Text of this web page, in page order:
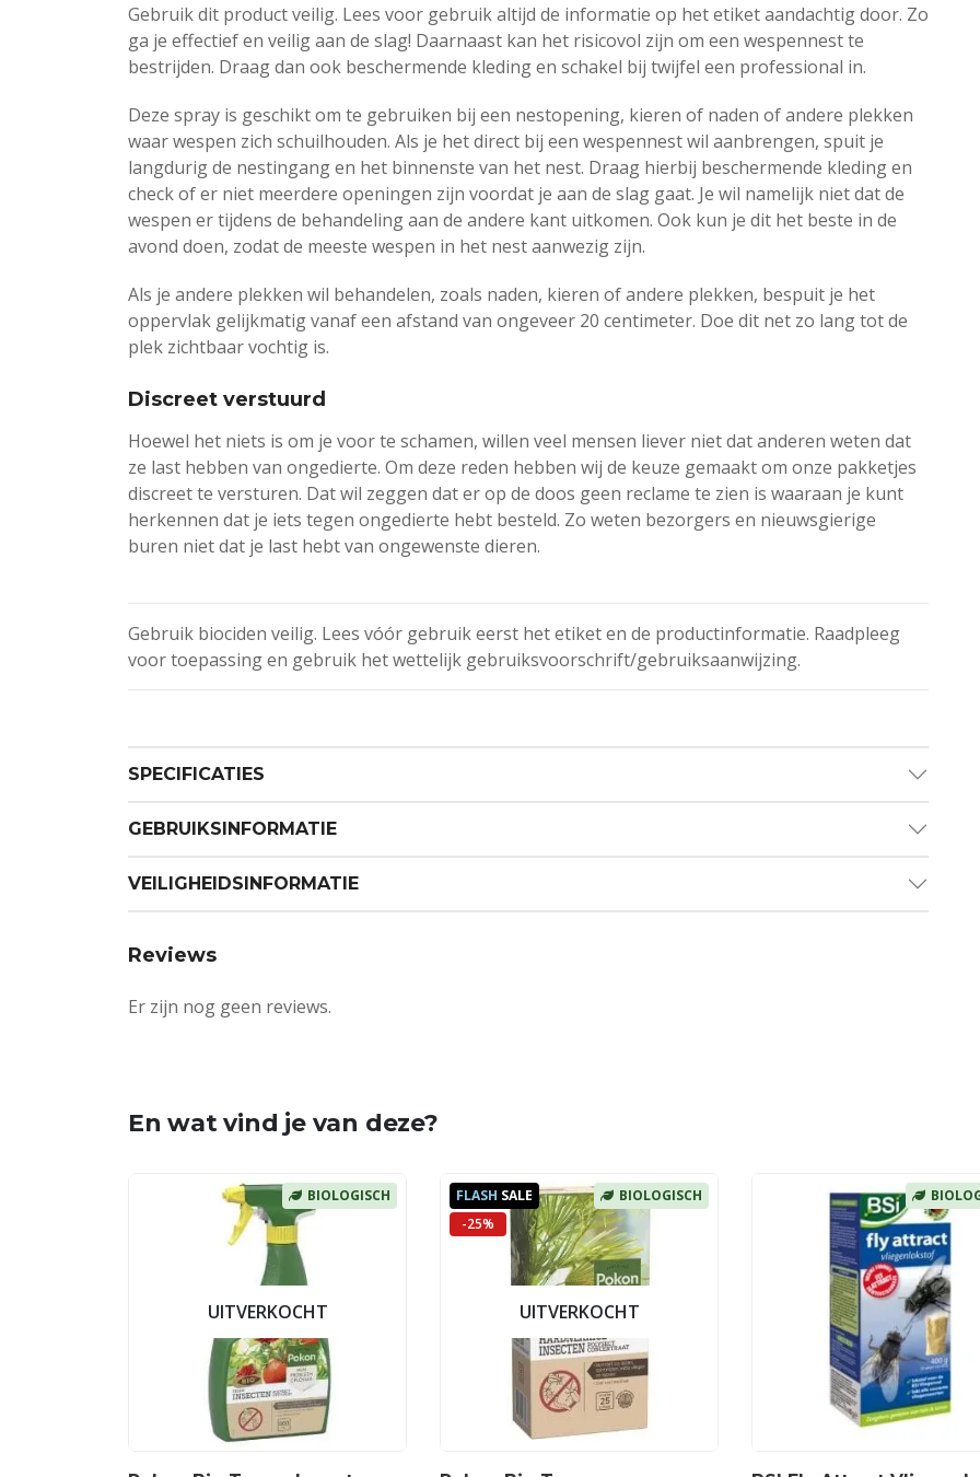
Gebruik dit product veilig. Lees voor gebruik altijd de informatie op het etiket aandachtig door. Zo
ga je effectief en veilig aan de slag! Daarnaast kan het risicovol zijn om een wespennest te
bestrijden. Draag dan ook beschermende kleding en schakel bij twijfel een professional in.
Deze spray is geschikt om te gebruiken bij een nestopening, kieren of naden of andere plekken
waar wespen zich schuilhouden. Als je het direct bij een wespennest wil aanbrengen, spuit je
langdurig de nestingang en het binnenste van het nest. Draag hierbij beschermende kleding en
check of er niet meerdere openingen zijn voordat je aan de slag gaat. Je wil namelijk niet dat de
wespen er tijdens de behandeling aan de andere kant uitkomen. Ook kun je dit het beste in de
avond doen, zodat de meeste wespen in het nest aanwezig zijn.
Als je andere plekken wil behandelen, zoals naden, kieren of andere plekken, bespuit je het
oppervlak gelijkmatig vanaf een afstand van ongeveer 20 centimeter. Doe dit net zo lang tot de
plek zichtbaar vochtig is.
Discreet verstuurd
Hoewel het niets is om je voor te schamen, willen veel mensen liever niet dat anderen weten dat
ze last hebben van ongedierte. Om deze reden hebben wij de keuze gemaakt om onze pakketjes
discreet te versturen. Dat wil zeggen dat er op de doos geen reclame te zien is waaraan je kunt
herkennen dat je iets tegen ongedierte hebt besteld. Zo weten bezorgers en nieuwsgierige
buren niet dat je last hebt van ongewenste dieren.
Gebruik biociden veilig. Lees vóór gebruik eerst het etiket en de productinformatie. Raadpleeg
voor toepassing en gebruik het wettelijk gebruiksvoorschrift/gebruiksaanwijzing.
SPECIFICATIES
GEBRUIKSINFORMATIE
VEILIGHEIDSINFORMATIE
Reviews
Er zijn nog geen reviews.
En wat vind je van deze?
UITVERKOCHT
BIOLOGISCH FLASH SALE
-25%
UITVERKOCHT
BIOLOGISCH